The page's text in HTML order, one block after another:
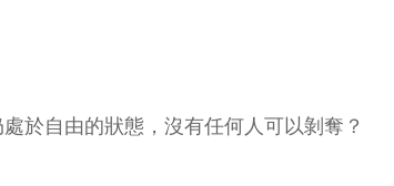
於自由的狀態，沒有任何人可以剝奪？